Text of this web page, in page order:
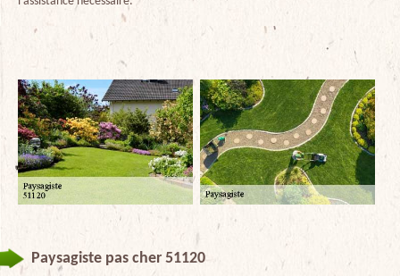
Paysagiste pas cher 51120